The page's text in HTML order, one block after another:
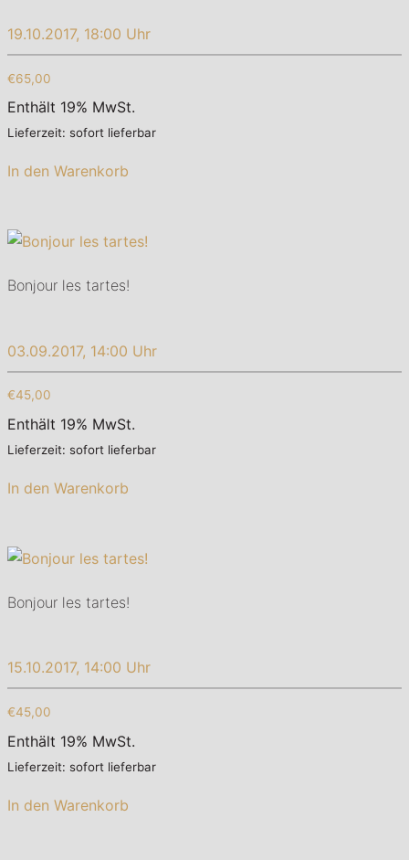
19.10.2017, 18:00 Uhr
€65,00
Enthält 19% MwSt.
Lieferzeit: sofort lieferbar
In den Warenkorb
Bonjour les tartes!
03.09.2017, 14:00 Uhr
€45,00
Enthält 19% MwSt.
Lieferzeit: sofort lieferbar
In den Warenkorb
Bonjour les tartes!
15.10.2017, 14:00 Uhr
€45,00
Enthält 19% MwSt.
Lieferzeit: sofort lieferbar
In den Warenkorb